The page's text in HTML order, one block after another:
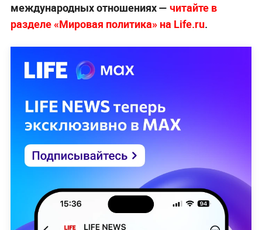
международных отношениях — читайте в
разделе «Мировая политика» на Life.ru.